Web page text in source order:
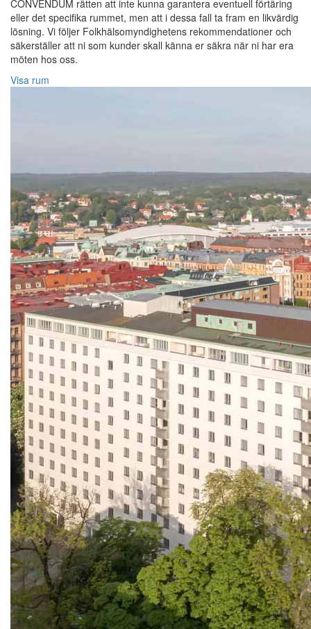
CONVENDUM rätten att inte kunna garantera eventuell förtäring
eller det specifika rummet, men att i dessa fall ta fram en likvärdig
lösning. Vi följer Folkhälsomyndighetens rekommendationer och
säkerställer att ni som kunder skall känna er säkra när ni har era
möten hos oss.
Visa rum